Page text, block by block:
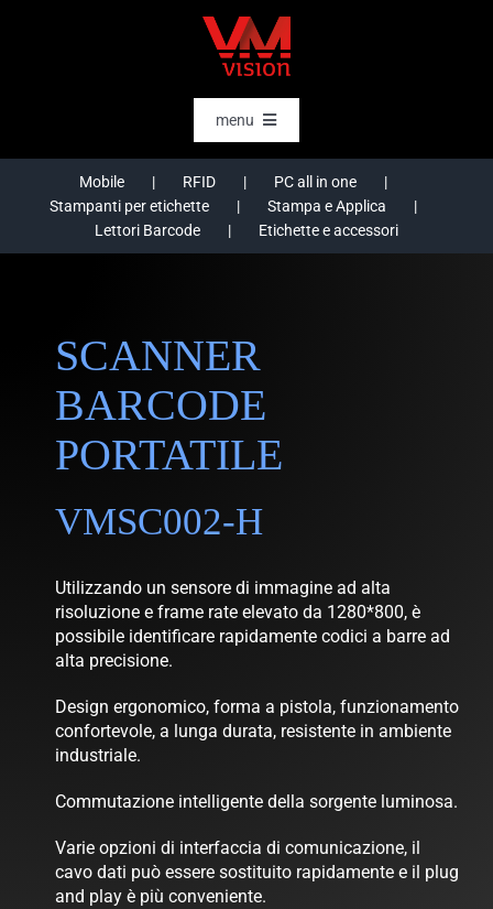
menu
HOME
SOFTWARE
AI & DATA INTELLIGENCE
RTLS
CASE STORIES
AZIENDA
Mobile RFID
PC all in one
Stampanti per etichette
Stampa e Applica
Lettori Barcode
Etichette e accessori
SCANNER
BARCODE
PORTATILE
VMSC002-H
Utilizzando un sensore di immagine ad alta
risoluzione e frame rate elevato da 1280*800, è
possibile identificare rapidamente codici a barre ad
alta precisione.
Design ergonomico, forma a pistola, funzionamento
confortevole, a lunga durata, resistente in ambiente
industriale.
Commutazione intelligente della sorgente luminosa.
Varie opzioni di interfaccia di comunicazione, il
cavo dati può essere sostituito rapidamente e il plug
and play è più conveniente.